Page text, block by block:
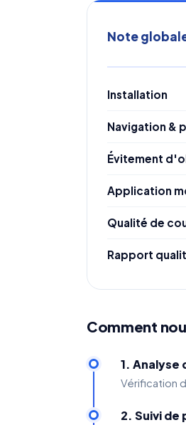
Note
Installation
Navigation &
Évitement
Application
Qualité de
Rapport
Comment
1. Analyse
Vérification
2. Suivi de